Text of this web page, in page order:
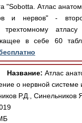
"Sobotta. Атлас
и нервов" -
атласу
в себе 60
Название: Атлас
о нервной системе
Р.Д., Синельников